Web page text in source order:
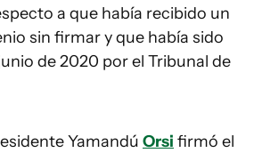
a que había recibido un
sin firmar y que había sido
de 2020 por el Tribunal de
Yamandú Orsi firmó el